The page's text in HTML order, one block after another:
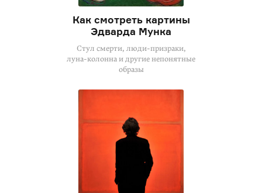
Как смотреть картины
Эдварда Мунка
Стул смерти, люди-призраки,
луна-колоннаи другие непонятные
образы